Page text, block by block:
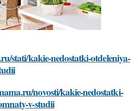
stati/kakie-nedostatki-otdeleniya-
novosti/kakie-nedostatki-
v-studii